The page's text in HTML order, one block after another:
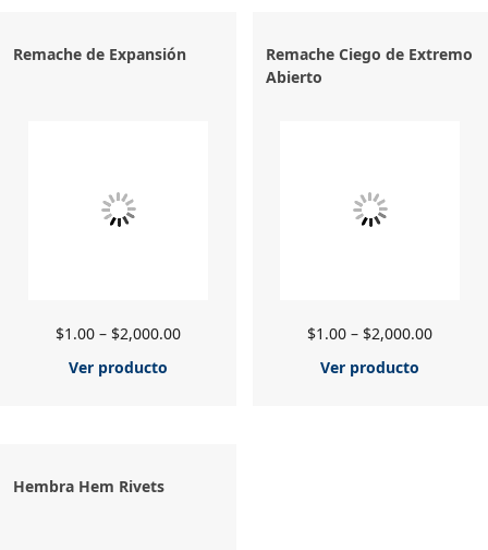
Remache de Expansión
$1.00– $2,000.00
Ver producto
Remache Ciego de Extremo
Abierto
$1.00 – $2,000.00
Ver producto
Hembra Hem Rivets